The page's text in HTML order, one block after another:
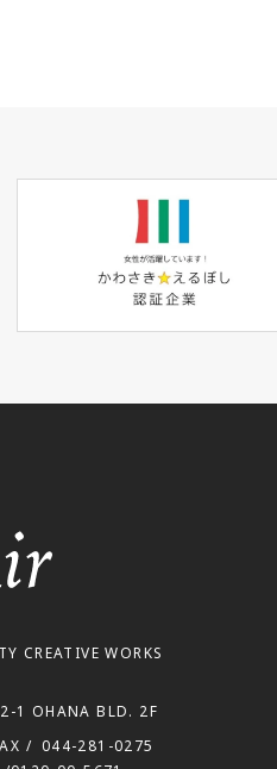
CREATIVE WORKS
1 OHANA BLD. 2F
/ 044-281-0275